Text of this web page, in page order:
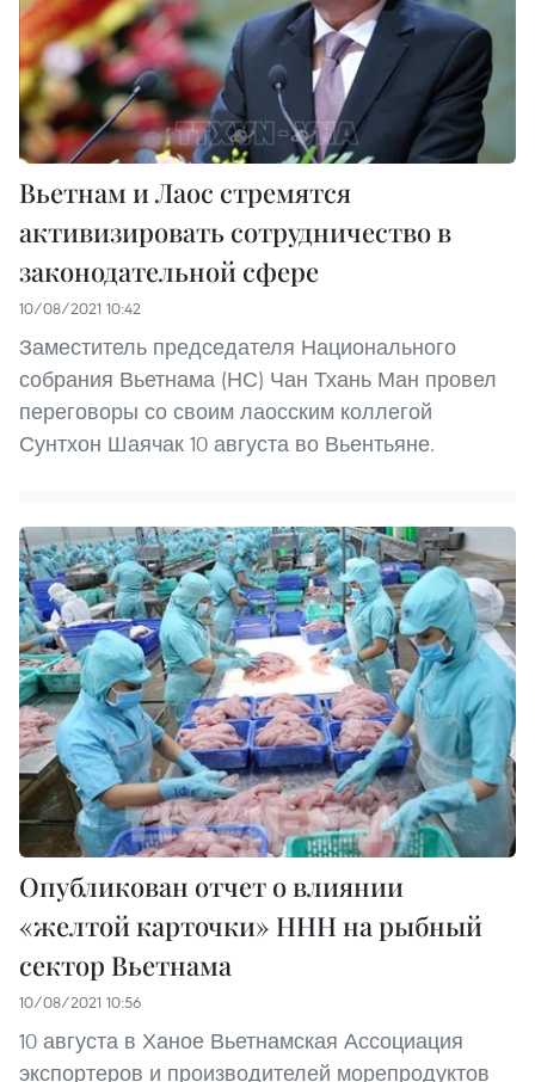
Вьетнам и Лаос стремятся
активизировать сотрудничество в
законодательной сфере
10/08/2021 10:42
Заместитель председателя Национального
собрания Вьетнама (НС) Чан Тхань Ман провел
переговоры со своим лаосским коллегой
Сунтхон Шаячак 10 августа во Вьентьяне.
Опубликован отчет о влиянии
«желтой карточки» ННН на рыбный
сектор Вьетнама
10/08/2021 10:56
10 августа в Ханое Вьетнамская Ассоциация
экспортеров и производителей морепродуктов